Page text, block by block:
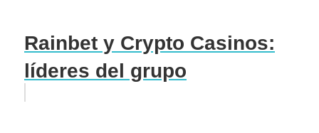
Rainbet y Crypto Casinos:
líderes del grupo